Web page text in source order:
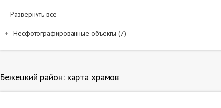
Развернуть всё
Несфотографированные объекты (7)
Название и расположение
Ильинское, урочище. Богоявления Господня, церковь
Бежецкий район: карта храмов